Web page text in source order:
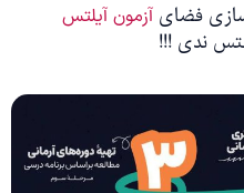
آزمون آیلتس
ندی !!!